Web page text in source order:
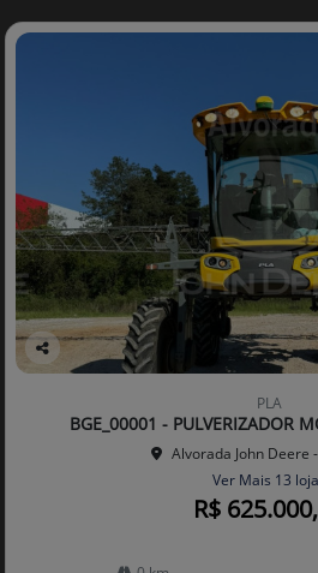
Co
PLA
BGE_00001 - PULVERIZADOR
Alvorada John Deere
Ver Mais 13
R$